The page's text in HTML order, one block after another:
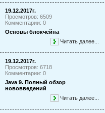
19.12.2017г.
Просмотров: 6509
Комментарии: 0
Основы блокчейна
Читать далее...
19.12.2017г.
Просмотров: 6718
Комментарии: 0
Java 9. Полный обзор
нововведений
Читать далее...